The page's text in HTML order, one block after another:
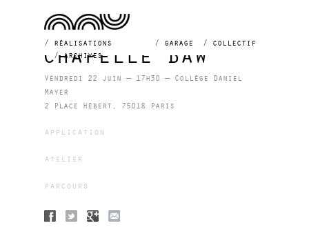
réalisations garage
collectif
archives
Chapelle Baw
Vendredi 22 juin — 17h30 — Collège Daniel
Mayer
2 Place Hébert, 75018 Paris
application
atelier
parcours